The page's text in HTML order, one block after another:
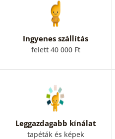
Ingyenes szállítás
felett 40 000 Ft
Leggazdagabb kínálat
tapéták és képek